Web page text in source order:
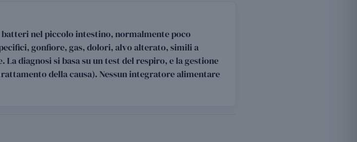
nel piccolo intestino, normalmente poco
gonfiore, gas, dolori, alvo alterato, simili a
diagnosi si basa su un test del respiro, e la gestione
della causa). Nessun integratore alimentare